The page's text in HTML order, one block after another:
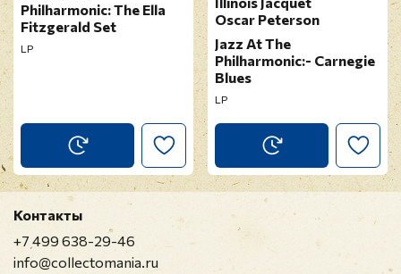
Philharmonic: The Ella
Fitzgerald Set
LP
Oscar Peterson
Jazz At The
Philharmonic:- Carnegie
Blues
LP
Контакты
+7 499 638-29-46
info@collectomania.ru